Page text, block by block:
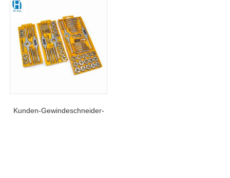
Gewindeschneiden Von Stahl,
Aluminium Und Edelstahl
Kunden-Gewindeschneider-